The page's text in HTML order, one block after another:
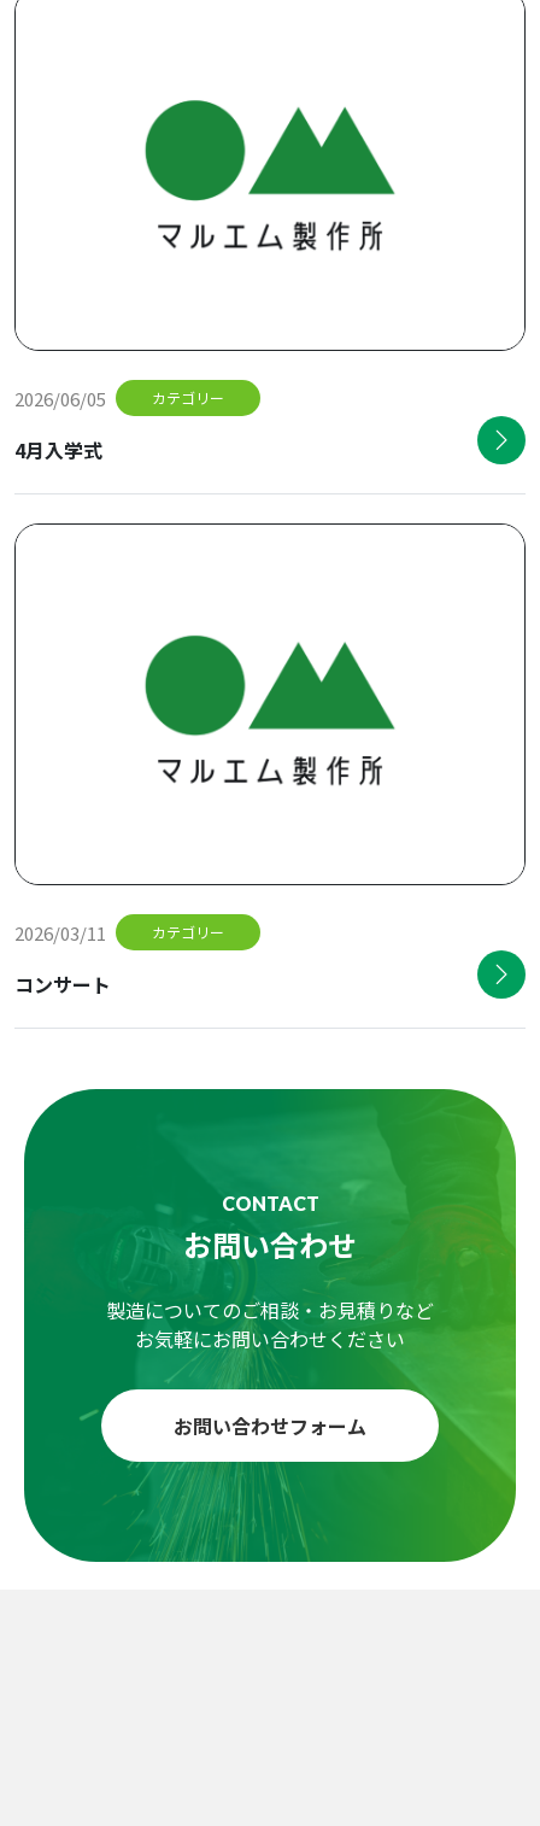
2026/06/05 カテゴリー
4月入学式
2026/03/11 カテゴリー
コンサート
CONTACT
お問い合わせ
製造についてのご相談・お見積りなど
お気軽にお問い合わせください
お問い合わせフォーム